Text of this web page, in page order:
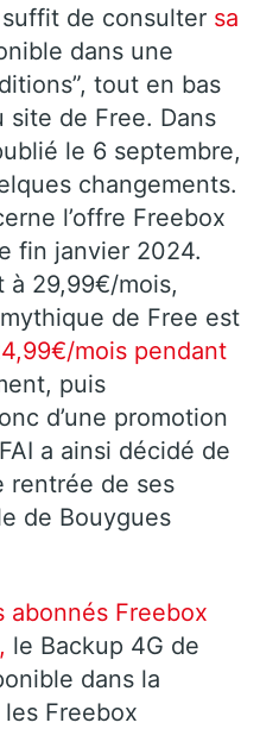
suffit de consulter sa
dans une
tout en bas
site de Free. Dans
le 6 septembre,
changements.
l’offre Freebox
fin janvier 2024.
à 29,99€/mois,
de Free est
mois pendant
puis
d’une promotion
a ainsi décidé de
rentrée de ses
de Bouygues
abonnés Freebox
le Backup 4G de
dans la
Freebox